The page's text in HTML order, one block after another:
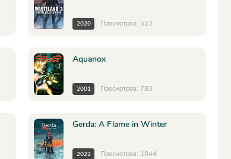
2020 Просмотров: 523
Aquanox
2001 Просмотров: 783
Gerda: A Flame in Winter
2022 Просмотров: 1044